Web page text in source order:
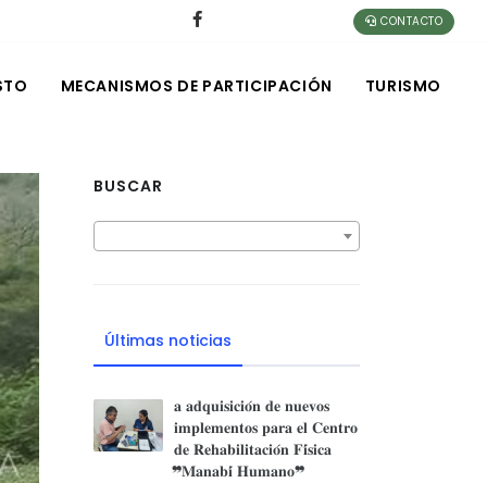
CONTACTO
MECANISMOS DE PARTICIPACIÓN TURISMO
BUSCAR
Últimas noticias
𝐚 𝐚𝐝𝐪𝐮𝐢𝐬𝐢𝐜𝐢𝐨́𝐧 𝐝𝐞 𝐧𝐮𝐞𝐯𝐨𝐬
𝐢𝐦𝐩𝐥𝐞𝐦𝐞𝐧𝐭𝐨𝐬 𝐩𝐚𝐫𝐚 𝐞𝐥 𝐂𝐞𝐧𝐭𝐫𝐨
𝐝𝐞 𝐑𝐞𝐡𝐚𝐛𝐢𝐥𝐢𝐭𝐚𝐜𝐢𝐨́𝐧 𝐅𝐢́𝐬𝐢𝐜𝐚
❞𝐌𝐚𝐧𝐚𝐛𝐢́ 𝐇𝐮𝐦𝐚𝐧𝐨❞